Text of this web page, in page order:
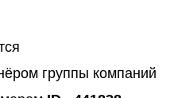
группы компаний